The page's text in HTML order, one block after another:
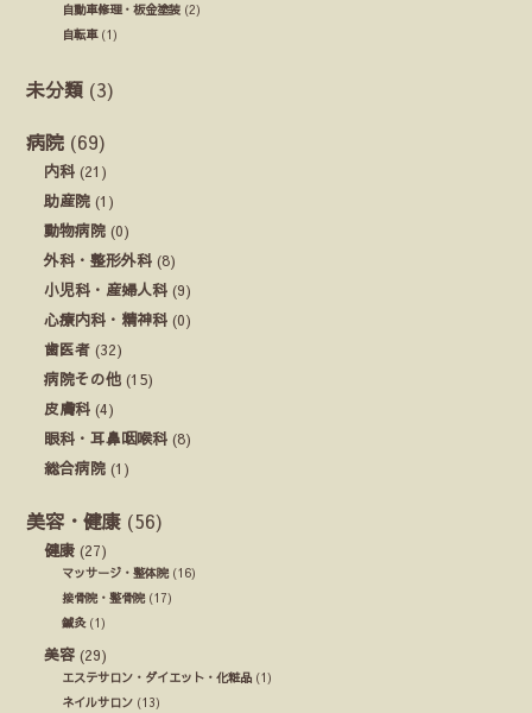
自動車修理・板金塗装 (2)
自転車(1)
未分類 (3)
病院 (69)
内科 (21)
助産院 (1)
動物病院 (0)
外科・整形外科 (8)
小児科・産婦人科 (9)
心療内科・精神科 (0)
歯医者 (32)
病院その他 (15)
皮膚科 (4)
眼科・耳鼻咽喉科 (8)
総合病院 (1)
美容・健康 (56)
健康 (27)
マッサージ・整体院(16)
接骨院・整骨院(17)
鍼灸(1)
美容 (29)
エステサロン・ダイエット・化粧品 (1)
ネイルサロン (13)